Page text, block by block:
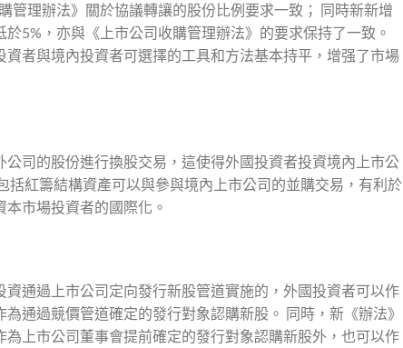
管理辦法》關於協議轉讓的股份比例要求一致； 同時新新增
5%，亦與《上市公司收購管理辦法》的要求保持了一致。
者與境內投資者可選擇的工具和方法基本持平，增强了市場
司的股份進行換股交易，這使得外國投資者投資境內上市公
紅籌結構資產可以與參與境內上市公司的並購交易，有利於
市場投資者的國際化。
通過上市公司定向發行新股管道實施的，外國投資者可以作
通過競價管道確定的發行對象認購新股。 同時，新《辦法》
上市公司董事會提前確定的發行對象認購新股外，也可以作